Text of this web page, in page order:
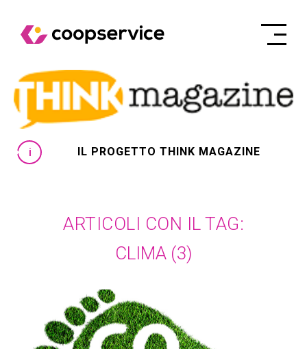
IL PROGETTO THINK MAGAZINE
CLIMA (3)
ARTICOLI CON IL TAG: